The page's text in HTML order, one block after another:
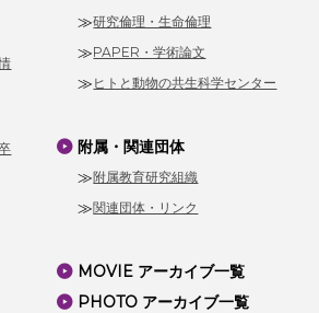
研究倫理・生命倫理
PAPER・学術論文
ヒトと動物の共生科学センター
附属・関連団体
附属教育研究組織
関連団体・リンク
MOVIE アーカイブ一覧
PHOTO アーカイブ一覧